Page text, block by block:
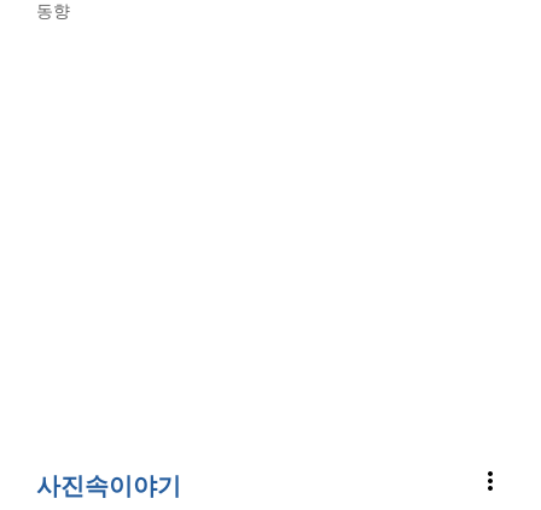
동향
사진속이야기 more_vert